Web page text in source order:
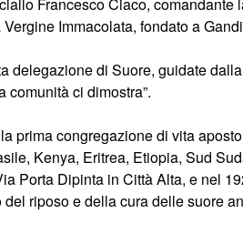
Immacolata, fondato a
delegazione di Suore, guidate
comunità ci dimostra”.
prima congregazione di vita
Kenya, Eritrea, Etiopia, Sud
Porta Dipinta in Città Alta, e nel
del riposo e della cura delle suore